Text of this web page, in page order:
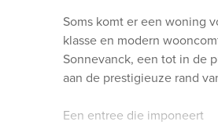
Soms komt er een woning
klasse en modern
Sonnevanck, een tot in de
aan de prestigieuze rand
Een entree die imponeert